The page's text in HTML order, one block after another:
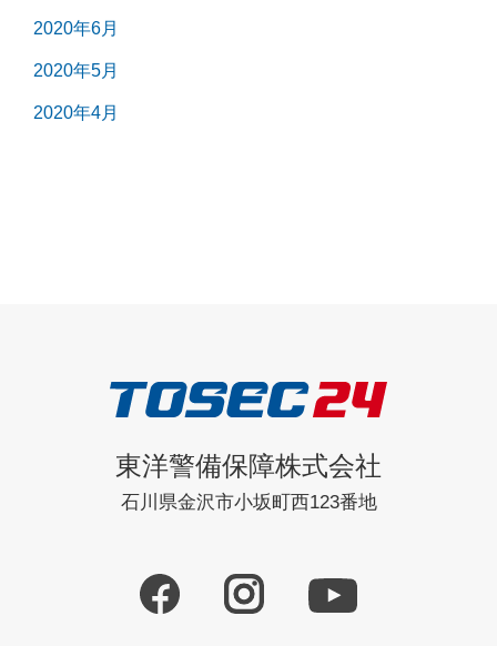
2020年6月
2020年5月
2020年4月
東洋警備保障株式会社
石川県金沢市小坂町西123番地